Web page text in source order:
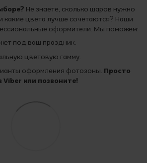
Не знаете, сколько шаров нужно
какие цвета лучше сочетаются? Наши
оформители. Мы поможем:
под ваш праздник.
цветовую гамму.
оформления фотозоны. Просто
или позвоните!